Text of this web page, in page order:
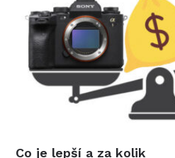
Co je lepší a za kolik